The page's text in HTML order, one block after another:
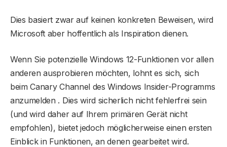
Dies basiert zwar auf keinen konkreten Beweisen, wird
Microsoft aber hoffentlich als Inspiration dienen.
Wenn Sie potenzielle Windows 12-Funktionen vor allen
anderen ausprobieren möchten, lohnt es sich, sich
beim Canary Channel des Windows Insider-Programms
anzumelden . Dies wird sicherlich nicht fehlerfrei sein
(und wird daher auf Ihrem primären Gerät nicht
empfohlen), bietet jedoch möglicherweise einen ersten
Einblick in Funktionen, an denen gearbeitet wird.